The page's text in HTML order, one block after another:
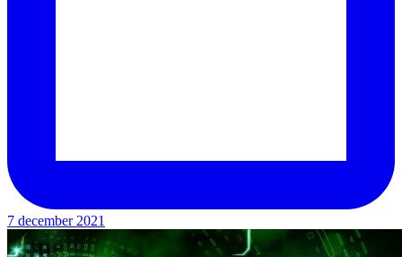
7 december 2021